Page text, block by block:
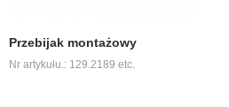
Przebijak montażowy
Nr artykułu.: 129.2189 etc.